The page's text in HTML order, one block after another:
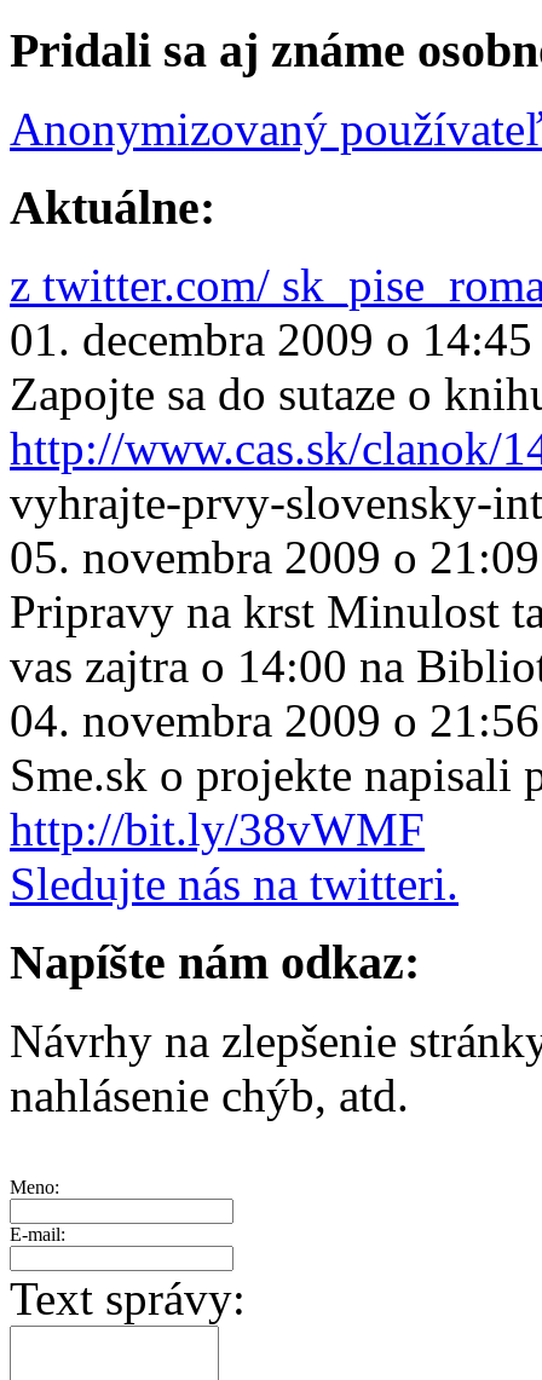
Pridali sa aj známe
Anonymizovaný
Aktuálne:
z twitter.com/
01. decembra 2009 o 14:45
Zapojte sa do sutaze o
http://www.cas.sk/clanok/
vyhrajte-prvy-slovensky-
05. novembra 2009 o 21:09
Pripravy na krst Minulost
vas zajtra o 14:00 na
04. novembra 2009 o 21:56
Sme.sk o projekte napisali
http://bit.ly/38vWMF
Sledujte nás na twitteri.
Napíšte nám odkaz:
Návrhy na zlepšenie
nahlásenie chýb, atd.
Meno:
E-mail:
Text správy: